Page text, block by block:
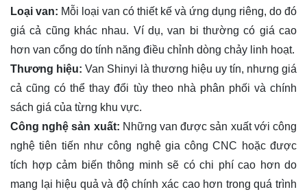
Loại van: Mỗi loại van có thiết kế và ứng dụng riêng, do đó
giá cả cũng khác nhau. Ví dụ, van bi thường có giá cao
hơn van cổng do tính năng điều chỉnh dòng chảy linh hoạt.
Thương hiệu: Van Shinyi là thương hiệu uy tín, nhưng giá
cả cũng có thể thay đổi tùy theo nhà phân phối và chính
sách giá của từng khu vực.
Công nghệ sản xuất: Những van được sản xuất với công
nghệ tiên tiến như công nghệ gia công CNC hoặc được
tích hợp cảm biến thông minh sẽ có chi phí cao hơn do
mang lại hiệu quả và độ chính xác cao hơn trong quá trình